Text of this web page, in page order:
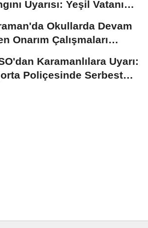
Uyarısı: Yeşil Vatanı
Okullarda Devam
Onarım Çalışmaları
Karamanlılara Uyarı:
Poliçesinde Serbest